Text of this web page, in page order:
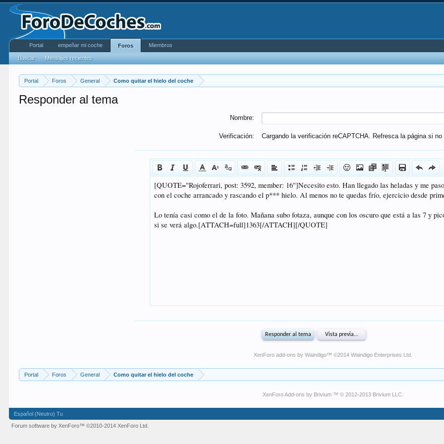
Portal Foros General Como quitar el hielo del coche
Responder al tema
Nombre:
Verificación: Cargando la verificación reCAPTCHA. Refresca la página si no
XenForo add-ons by Waindigo™ ©2014 Waindigo Enterprises Ltd
Portal Foros General Como quitar el hielo del coche
XenForo Add-ons by Brivium ™ © 2012-2013 Brivium LLC.
Portal empeñar mi coche Foros
Buscar Mensajes recientes
Miembros
Español (Neutro) Tu
Forum software by XenForo™©2010-2014 XenForo Ltd.